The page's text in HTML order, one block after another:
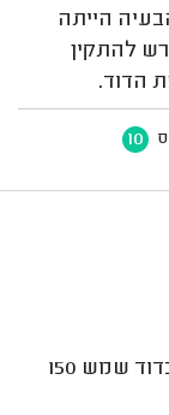
הייתה
להתקין
הדוד.
10
תיקון גוף חימום ותרמוסטט בדוד שמש 150